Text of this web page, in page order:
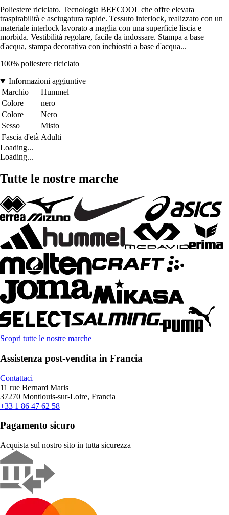
Poliestere riciclato. Tecnologia BEECOOL che offre elevata
traspirabilità e asciugatura rapide. Tessuto interlock, realizzato con un
materiale interlock lavorato a maglia con una superficie liscia e
morbida. Vestibilità regolare, facile da indossare. Stampa a base
d'acqua, stampa decorativa con inchiostri a base d'acqua...
100% poliestere riciclato
Informazioni aggiuntive
Marchio
Hummel
Colore
nero
Colore
Nero
Sesso
Misto
Fascia d'età Adulti
Loading...
Loading...
Tutte le nostre marche
Scopri tutte le nostre marche
Assistenza post-vendita in Francia
Contattaci
11 rue Bernard Maris
37270 Montlouis-sur-Loire, Francia
+33 1 86 47 62 58
Pagamento sicuro
Acquista sul nostro sito in tutta sicurezza